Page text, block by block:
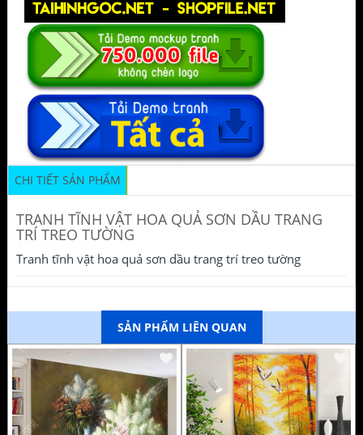
CHI TIẾT SẢN PHẨM
TRANH TĨNH VẬT HOA QUẢ SƠN DẦU TRANG
TRÍ TREO TƯỜNG
Tranh tĩnh vật hoa quả sơn dầu trang trí treo tường
SẢN PHẨM LIÊN QUAN